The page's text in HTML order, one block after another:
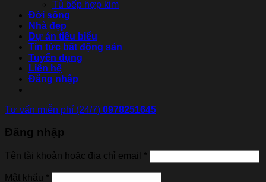
Tủ bếp hợp kim
Đời sống
Nhà đẹp
Dự án tiêu biểu
Tin tức bất động sản
Tuyển dụng
Liên hệ
Đăng nhập
Tư vấn miễn phí (24/7) 0978251645
Đăng nhập
Tên tài khoản hoặc địa chỉ email *
Mật khẩu *